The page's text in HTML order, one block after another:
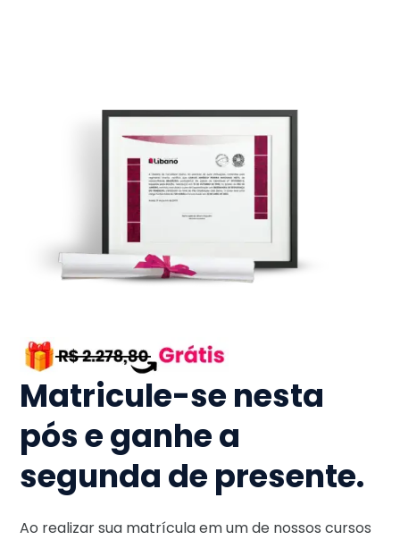
Matricule-se nesta
pós e ganhe a
segunda de presente.
Ao realizar sua matrícula em um de nossos cursos